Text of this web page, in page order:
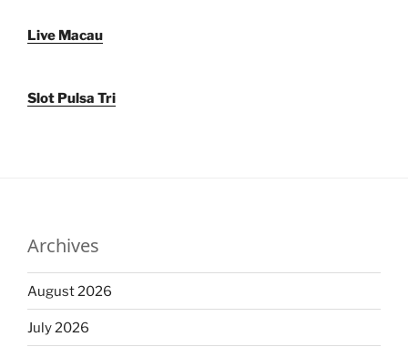
Live Macau
Slot Pulsa Tri
Archives
August 2026
July 2026